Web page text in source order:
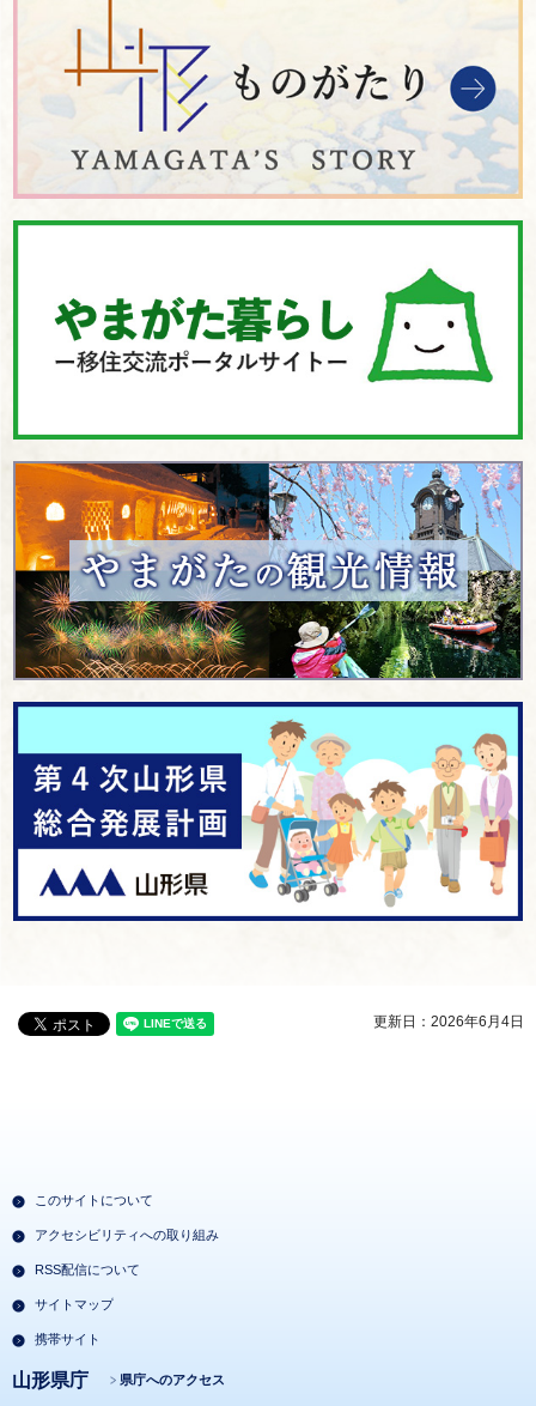
更新日：2026年6月4日
このサイトについて
アクセシビリティへの取り組み
RSS配信について
サイトマップ
携帯サイト
山形県庁 県庁へのアクセス